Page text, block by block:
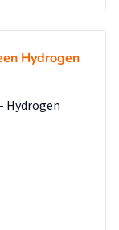
Hydrogen
Hydrogen